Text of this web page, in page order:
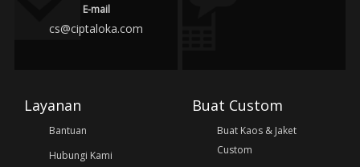
E-mail
cs@ciptaloka.com
Layanan
Bantuan
Hubungi Kami
Buat Custom
Buat Kaos & Jaket
Custom